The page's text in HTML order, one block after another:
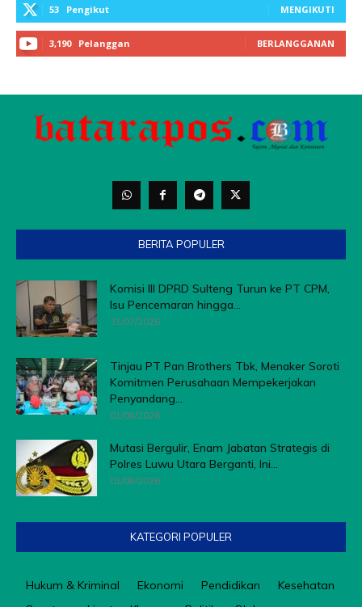
BERITA POPULER
Komisi III DPRD Sulteng Turun ke PT CPM,
Isu Pencemaran hingga...
31/07/2026
Tinjau PT Pan Brothers Tbk, Menaker Soroti
Komitmen Perusahaan Mempekerjakan
Penyandang...
01/08/2026
Mutasi Bergulir, Enam Jabatan Strategis di
Polres Luwu Utara Berganti, Ini...
01/08/2026
KATEGORI POPULER
Hukum & Kriminal Ekonomi Pendidikan
Kesehatan